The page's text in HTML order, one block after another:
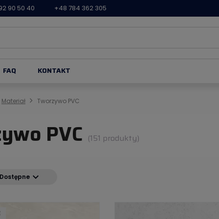
90 50 40 +48 784 362 305
FAQ KONTAKT
Materiał Tworzywo PVC
PVC (151 produkty)
Dostępne expand_more